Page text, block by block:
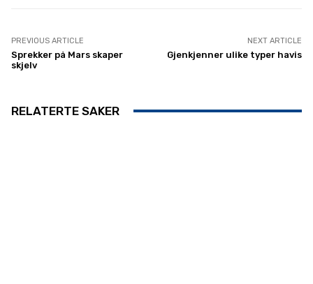
PREVIOUS ARTICLE
Sprekker på Mars skaper
skjelv
NEXT ARTICLE
Gjenkjenner ulike typer havis
RELATERTE SAKER